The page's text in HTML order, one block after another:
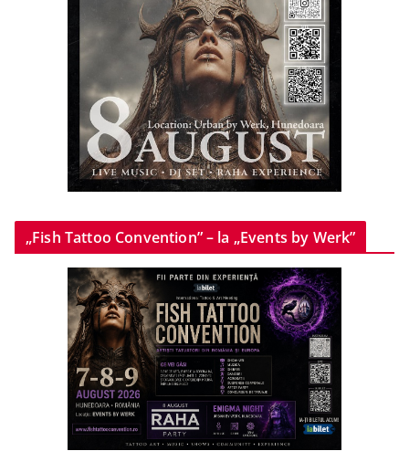
„Fish Tattoo Convention” – la „Events by Werk”